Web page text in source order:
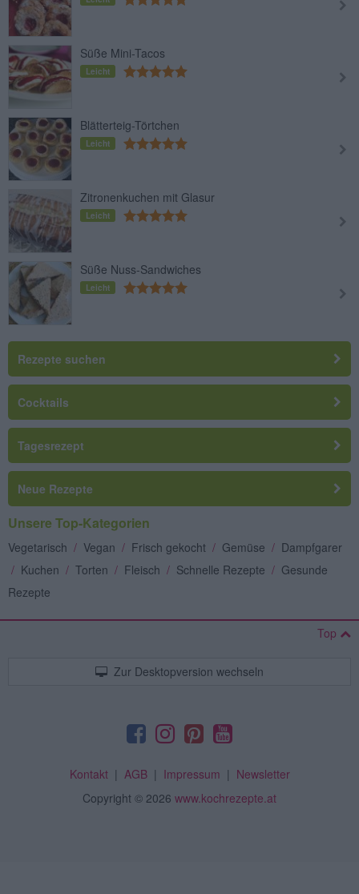
Süße Mini-Tacos
Leicht
Blätterteig-Törtchen
Leicht
Zitronenkuchen mit Glasur
Leicht
Süße Nuss-Sandwiches
Leicht
Rezepte suchen
Cocktails
Tagesrezept
Neue Rezepte
Unsere Top-Kategorien
Vegetarisch / Vegan / Frisch gekocht / Gemüse / Dampfgarer
/ Kuchen / Torten / Fleisch / Schnelle Rezepte / Gesunde
Rezepte
Top
Zur Desktopversion wechseln
Kontakt| AGB| Impressum | Newsletter
Copyright © 2026 www.kochrezepte.at